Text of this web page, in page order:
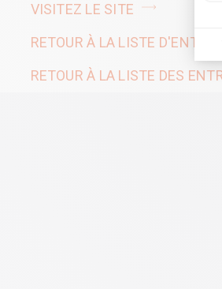
VISITEZ LE SITE
RETOUR À LA LISTE
RETOUR À LA LISTE DES